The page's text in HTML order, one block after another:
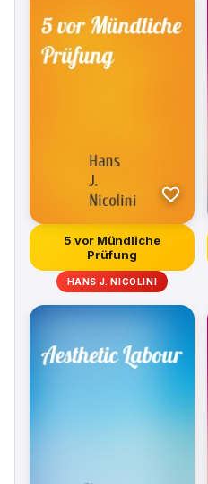
5 vor Mündliche
Prüfung
HANS J. NICOLINI